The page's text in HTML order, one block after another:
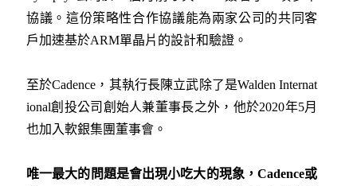
協議。這份策略性合作協議能為兩家公司的共同客
戶加速基於ARM單晶片的設計和驗證。
至於Cadence，其執行長陳立武除了是Walden Internat
ional創投公司創始人兼董事長之外，他於2020年5月
也加入軟銀集團董事會。
唯一最大的問題是會出現小吃大的現象，Cadence或